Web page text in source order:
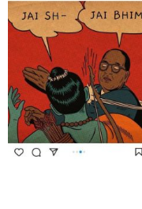
against
cow
slaughter
in
Silchar;
the
Police
arrested
two"